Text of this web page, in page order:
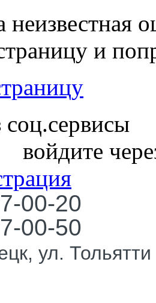
и
соц.сервисы
войдите
00-20
00-50
ул.